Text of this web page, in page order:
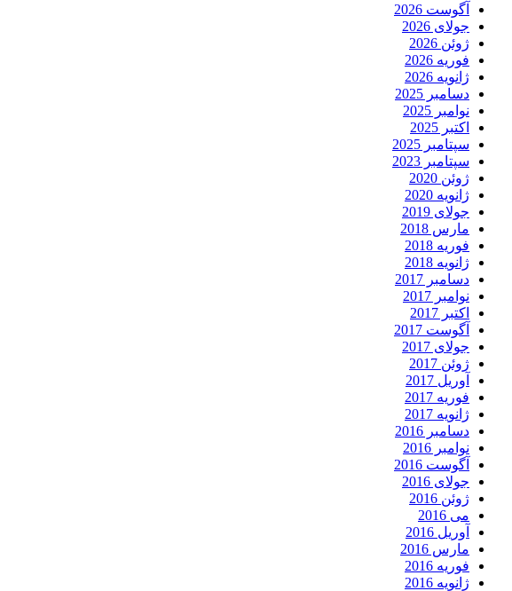
آگوست 2026
جولای 2026
ژوئن 2026
فوریه 2026
ژانویه 2026
دسامبر 2025
نوامبر 2025
اکتبر 2025
سپتامبر 2025
سپتامبر 2023
ژوئن 2020
ژانویه 2020
جولای 2019
مارس 2018
فوریه 2018
ژانویه 2018
دسامبر 2017
نوامبر 2017
اکتبر 2017
آگوست 2017
جولای 2017
ژوئن 2017
آوریل 2017
فوریه 2017
ژانویه 2017
دسامبر 2016
نوامبر 2016
آگوست 2016
جولای 2016
ژوئن 2016
می 2016
آوریل 2016
مارس 2016
فوریه 2016
ژانویه 2016